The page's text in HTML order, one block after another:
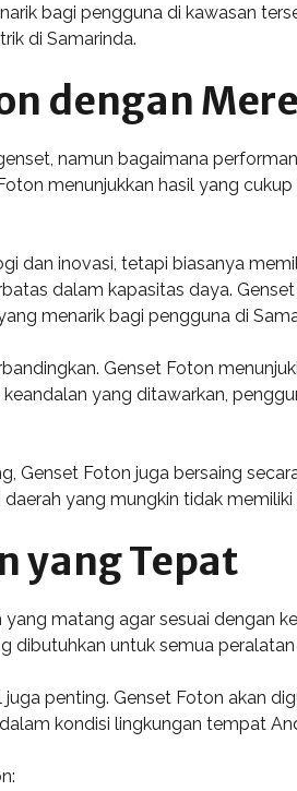
bagi pengguna di kawasan
di Samarinda.
dengan
namun bagaimana
menunjukkan hasil yang
dan inovasi, tetapi biasanya
dalam kapasitas daya.
menarik bagi pengguna di
Genset Foton
yang ditawarkan,
Genset Foton juga bersaing
yang mungkin tidak memiliki
yang Tepat
matang agar sesuai dengan
untuk semua
penting. Genset Foton akan
kondisi lingkungan tempat